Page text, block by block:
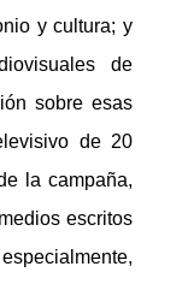
y cultura; y
de
sobre esas
de 20
la campaña,
escritos